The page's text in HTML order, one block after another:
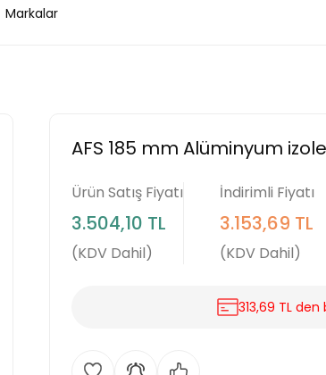
Markalar
AFS 185 mm Alüminyum
İndirimli Fiyatı
3.153,69 TL
(KDV Dahil)
Ürün Satış Fiyatı
3.504,10 TL
(KDV Dahil)
313,69 TL